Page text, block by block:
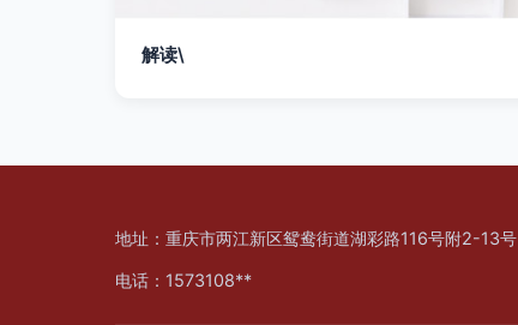
解读\
地址：重庆市两江新区鸳鸯街道湖彩路116号附2-13号
电话：1573108**